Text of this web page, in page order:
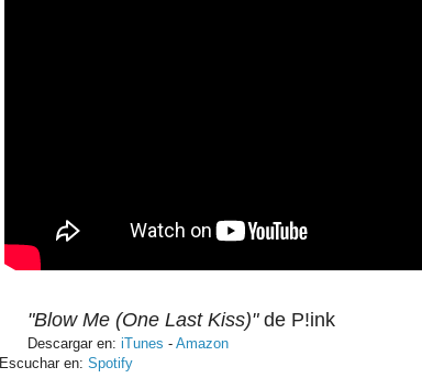
"Blow Me (One Last Kiss)"de P!ink
Descargar en: iTunes - Amazon
Escuchar en: Spotify